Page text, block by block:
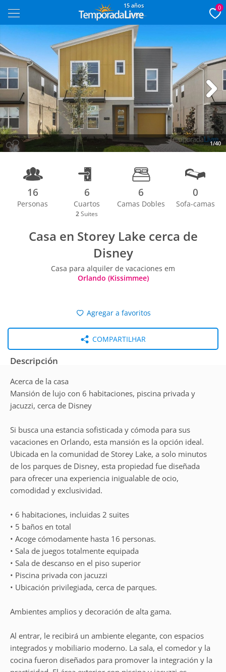
15 años 0
1/40
Next
16
Personas
6
Cuartos
2 Suites
6
Camas Dobles
0
Sofa-camas
Casa en Storey Lake cerca de
Disney
Casa para alquiler de vacaciones em
Orlando (Kissimmee)
Agregar a favoritos
COMPARTILHAR
Descripción
Acerca de la casa
Mansión de lujo con 6 habitaciones, piscina privada y
jacuzzi, cerca de Disney
Si busca una estancia sofisticada y cómoda para sus
vacaciones en Orlando, esta mansión es la opción ideal.
Ubicada en la comunidad de Storey Lake, a solo minutos
de los parques de Disney, esta propiedad fue diseñada
para ofrecer una experiencia inigualable de ocio,
comodidad y exclusividad.
• 6 habitaciones, incluidas 2 suites
• 5 baños en total
• Acoge cómodamente hasta 16 personas.
• Sala de juegos totalmente equipada
• Sala de descanso en el piso superior
• Piscina privada con jacuzzi
• Ubicación privilegiada, cerca de parques.
Ambientes amplios y decoración de alta gama.
Al entrar, le recibirá un ambiente elegante, con espacios
integrados y mobiliario moderno. La sala, el comedor y la
cocina fueron diseñados para promover la integración y la